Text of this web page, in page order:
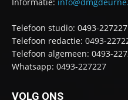
Telefoon studio: 0493-227227
Telefoon redactie: 0493-
Telefoon algemeen: 0493-
Whatsapp: 0493-227227
VOLG ONS